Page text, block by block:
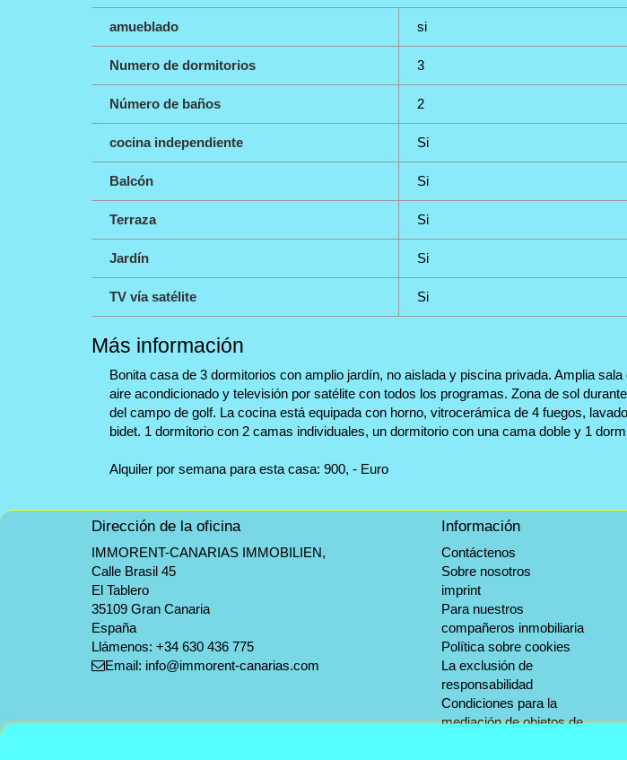
amueblado si
Numero de dormitorios 3
Número de baños 2
cocina independiente Si
Balcón Si
Terraza Si
Jardín Si
TV vía satélite Si
Más información
Bonita casa de 3 dormitorios con amplio jardín, no aislada y piscina privada. Amplia
aire acondicionado y televisión por satélite con todos los programas. Zona de sol
del campo de golf. La cocina está equipada con horno, vitrocerámica de 4 fuegos,
bidet. 1 dormitorio con 2 camas individuales, un dormitorio con una cama doble y 1
Alquiler por semana para esta casa: 900, - Euro
Dirección de la oficina
IMMORENT-CANARIAS IMMOBILIEN,
Calle Brasil 45
El Tablero
35109 Gran Canaria
España
Llámenos: +34 630 436 775
Email: info@immorent-canarias.com
Información
Contáctenos
Sobre nosotros
imprint
Para nuestros
compañeros inmobiliaria
Política sobre cookies
La exclusión de
responsabilidad
Condiciones para la
mediación de objetos de